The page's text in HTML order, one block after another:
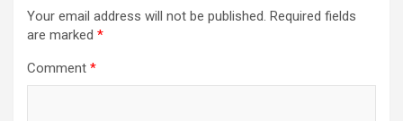
Your email address will not be published. Required fields
are marked *
Comment *